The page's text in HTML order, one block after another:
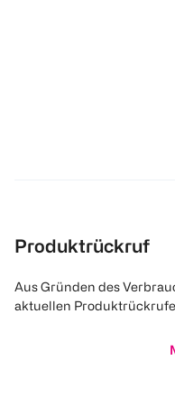
Produktrückruf
Aus Gründen des
aktuellen